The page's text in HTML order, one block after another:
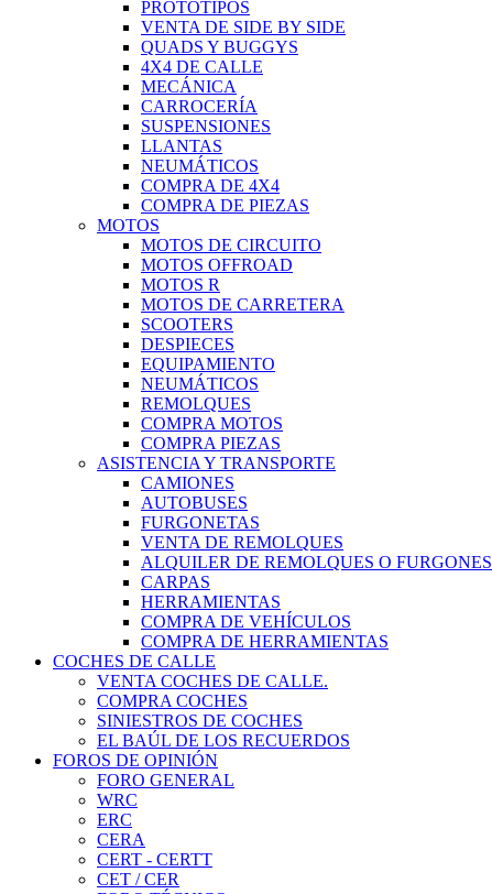
PROTOTIPOS
VENTA DE SIDE BY SIDE
QUADS Y BUGGYS
4X4 DE CALLE
MECÁNICA
CARROCERÍA
SUSPENSIONES
LLANTAS
NEUMÁTICOS
COMPRA DE 4X4
COMPRA DE PIEZAS
MOTOS
MOTOS DE CIRCUITO
MOTOS OFFROAD
MOTOS R
MOTOS DE CARRETERA
SCOOTERS
DESPIECES
EQUIPAMIENTO
NEUMÁTICOS
REMOLQUES
COMPRA MOTOS
COMPRA PIEZAS
ASISTENCIA Y TRANSPORTE
CAMIONES
AUTOBUSES
FURGONETAS
VENTA DE REMOLQUES
ALQUILER DE REMOLQUES O FURGONES
CARPAS
HERRAMIENTAS
COMPRA DE VEHÍCULOS
COMPRA DE HERRAMIENTAS
COCHES DE CALLE
VENTA COCHES DE CALLE.
COMPRA COCHES
SINIESTROS DE COCHES
EL BAÚL DE LOS RECUERDOS
FOROS DE OPINIÓN
FORO GENERAL
WRC
ERC
CERA
CERT - CERTT
CET / CER